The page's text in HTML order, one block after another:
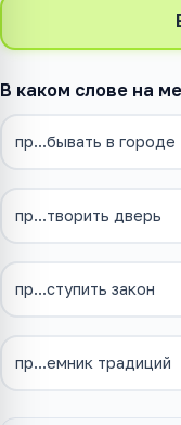
В каком слове на
пр...бывать в городе
пр...творить дверь
пр...ступить закон
пр...емник традиций